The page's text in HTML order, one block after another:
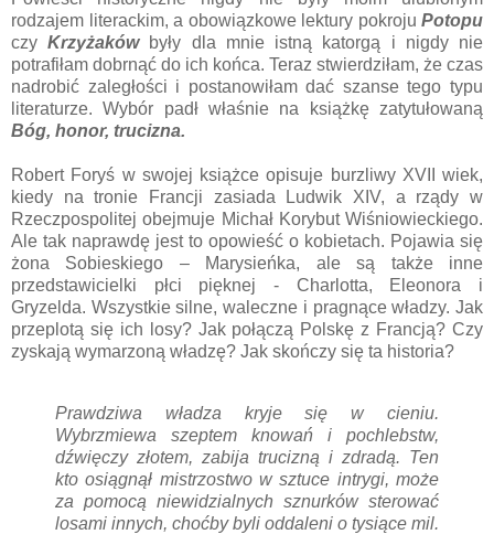
rodzajem literackim, a obowiązkowe lektury pokroju Potopu
czyKrzyżakówbyły dla mnie istną katorgą i nigdy nie
potrafiłam dobrnąć do ich końca. Teraz stwierdziłam, że czas
nadrobić zaległości i postanowiłam dać szanse tego typu
literaturze. Wybór padł właśnie na książkę zatytułowaną
Bóg, honor, trucizna.
Robert Foryś w swojej książce opisuje burzliwy XVII wiek,
kiedy na tronie Francji zasiada Ludwik XIV, a rządy w
Rzeczpospolitej obejmuje Michał Korybut Wiśniowieckiego.
Ale tak naprawdę jest to opowieść o kobietach. Pojawia się
żona Sobieskiego – Marysieńka, ale są także inne
przedstawicielki płci pięknej - Charlotta, Eleonora i
Gryzelda. Wszystkie silne, waleczne i pragnące władzy. Jak
przeplotą się ich losy? Jak połączą Polskę z Francją? Czy
zyskają wymarzoną władzę? Jak skończy się ta historia?
Prawdziwa władza kryje się w cieniu.
Wybrzmiewa szeptem knowań i pochlebstw,
dźwięczy złotem, zabija trucizną i zdradą. Ten
kto osiągnął mistrzostwo w sztuce intrygi, może
za pomocą niewidzialnych sznurków sterować
losami innych, choćby byli oddaleni o tysiące mil.